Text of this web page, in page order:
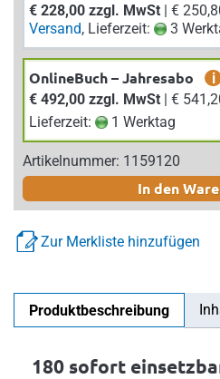
€ 228,00 zzgl. MwSt
| €
Versand, Lieferzeit: 3
OnlineBuch – Jahresabo
i
€ 492,00 zzgl. MwSt
| €
Lieferzeit:
1 Werktag
Artikelnummer: 1159120
In den
Zur Merkliste hinzufügen
Produktbeschreibung
180 sofort